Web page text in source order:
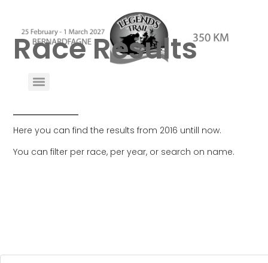
Race Results
Here you can find the results from 2016 untill now.
You can filter per race, per year, or search on name.